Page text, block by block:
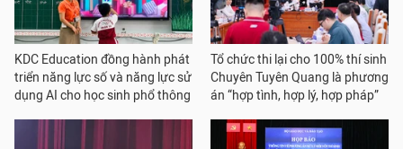
KDC Education đồng hành phát
triển năng lực số và năng lực sử
dụng AI cho học sinh phổ thông
Tổ chức thi lại cho 100% thí sinh
Chuyên Tuyên Quang là phương
án “hợp tình, hợp lý, hợp pháp”